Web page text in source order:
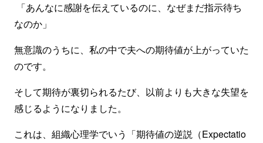
「あんなに感謝を伝えているのに、なぜまだ指示待ち
なのか」
無意識のうちに、私の中で夫への期待値が上がっていた
のです。
そして期待が裏切られるたび、以前よりも大きな失望を
感じるようになりました。
これは、組織心理学でいう「期待値の逆説（Expectatio